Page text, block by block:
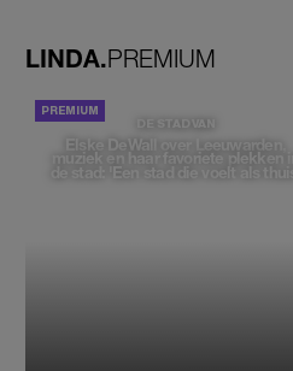
LINDA.PREMIUM
DE STAD VAN
Elske DeWall over Leeuwarden,
muziek en haar favoriete plekken in
de stad: 'Een stad die voelt als thuis'